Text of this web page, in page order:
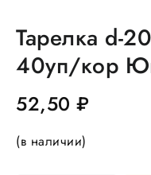
Тарелка d-
40уп/кор
52,50 ₽
(в наличии)